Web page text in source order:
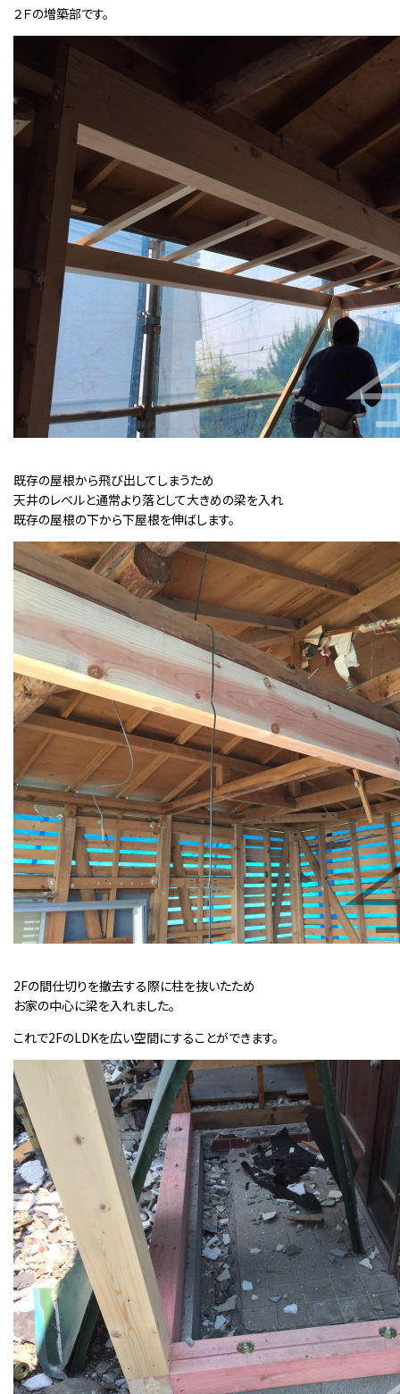
２Ｆの増築部です。
既存の屋根から飛び出してしまうため
天井のレベルと通常より落として大きめの梁を入れ
既存の屋根の下から下屋根を伸ばします。
2Fの間仕切りを撤去する際に柱を抜いたため
お家の中心に梁を入れました。
これで2FのLDKを広い空間にすることができます。